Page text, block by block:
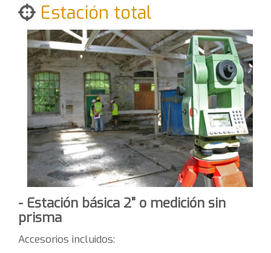
Estación total
- Estación básica 2" o medición sin
prisma
Accesorios incluidos: